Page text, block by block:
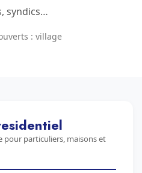
syndics…
: village
pour particuliers, maisons et